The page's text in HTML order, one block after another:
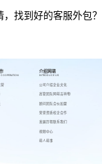
找到好的客服外包？
COOPERATION
营
介绍网萌
INTRODUCE US
公司介绍
高管团队
顾问团队
荣誉资质
发展历程
视频中心
萌人萌事
企业文化
网萌吉祥物
合伙加盟
校企合作
联系我们